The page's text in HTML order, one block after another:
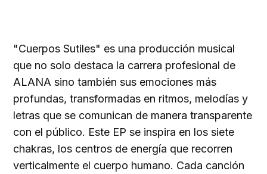
"Cuerpos Sutiles" es una producción musical
que no solo destaca la carrera profesional de
ALANA sino también sus emociones más
profundas, transformadas en ritmos, melodías y
letras que se comunican de manera transparente
con el público. Este EP se inspira en los siete
chakras, los centros de energía que recorren
verticalmente el cuerpo humano. Cada canción